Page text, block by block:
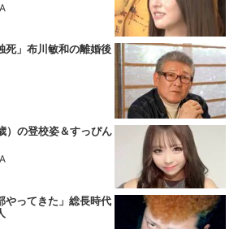
死」布川敏和の離婚後
）の登校姿＆すっぴん
やってきた」総長時代